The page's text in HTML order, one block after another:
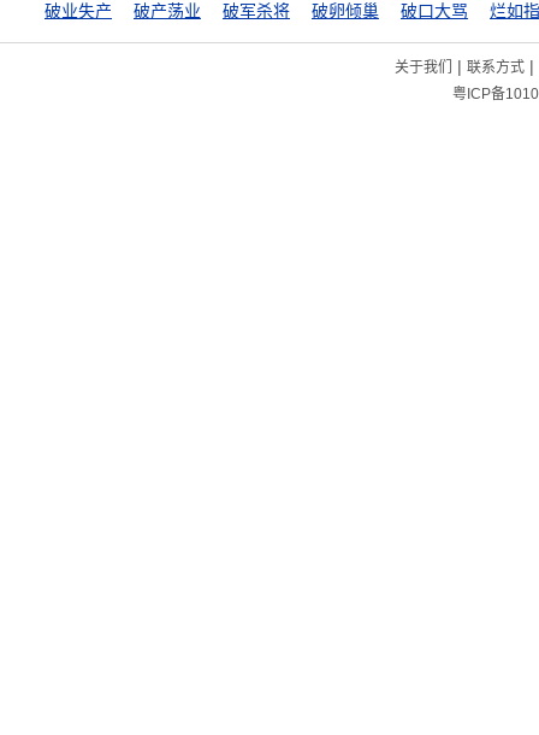
破业失产 破产荡业 破军杀将 破卵倾巢 破口大骂 烂如
关于我们 | 联系方式|
粤ICP备